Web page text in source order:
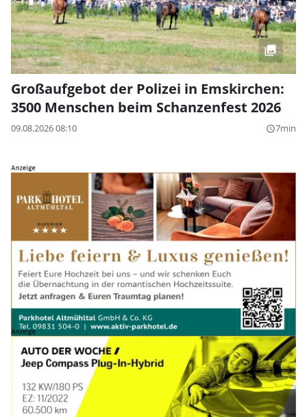
Großaufgebot der Polizei in Emskirchen:
3500 Menschen beim Schanzenfest 2026
09.08.2026 08:10 query_builder7min